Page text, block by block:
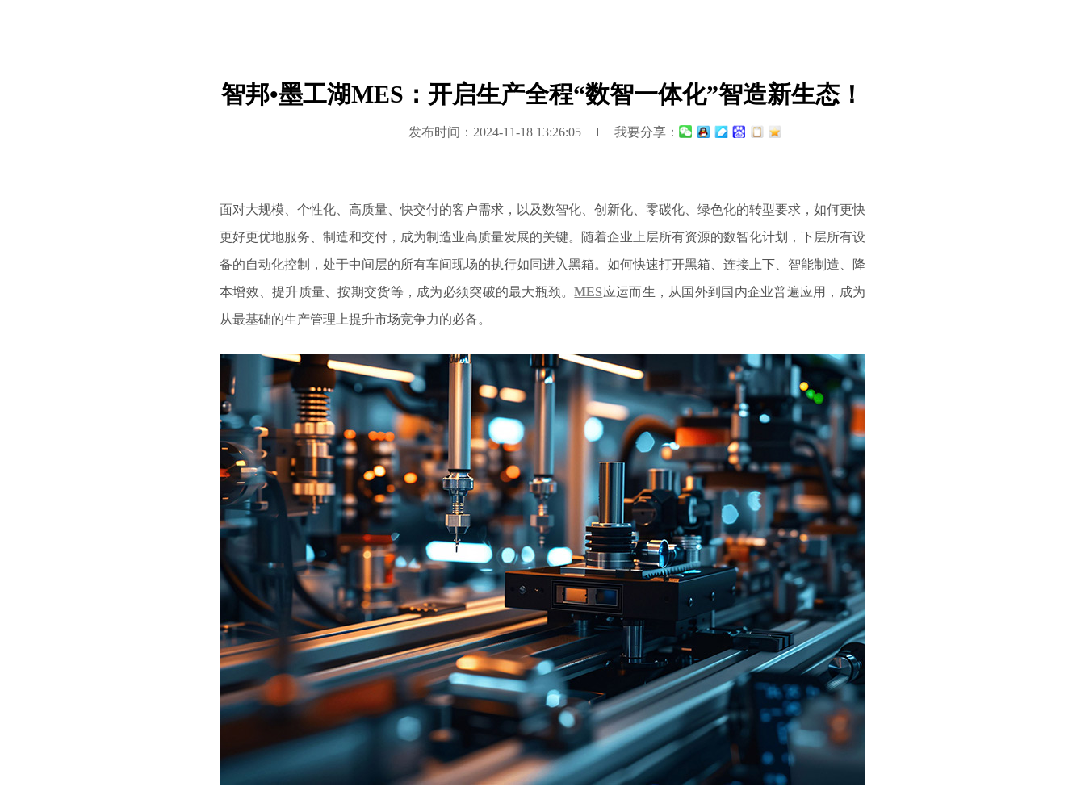
智邦•墨工湖MES：开启生产全程“数智一体化”智造新生态！
发布时间：2024-11-18 13:26:05 我要分享：
面对大规模、个性化、高质量、快交付的客户需求，以及数智化、创新化、零碳化、绿色化的转型要求，如何更快
更好更优地服务、制造和交付，成为制造业高质量发展的关键。随着企业上层所有资源的数智化计划，下层所有设
备的自动化控制，处于中间层的所有车间现场的执行如同进入黑箱。如何快速打开黑箱、连接上下、智能制造、降
本增效、提升质量、按期交货等，成为必须突破的最大瓶颈。MES应运而生，从国外到国内企业普遍应用，成为
从最基础的生产管理上提升市场竞争力的必备。